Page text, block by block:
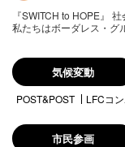
『SWITCH to HOPE』
私たちはボーダレス・グ
気候変動
POST&POST LFCコ
市民参画